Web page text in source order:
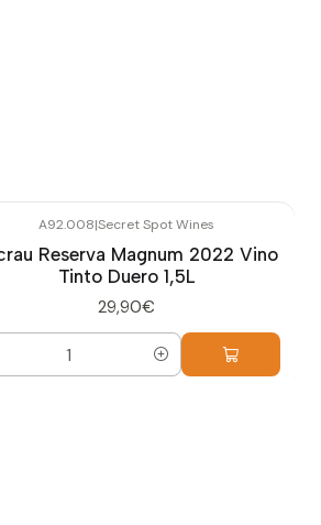
A92.008|Secret Spot Wines
Reserva Magnum 2022 Vino
Tinto Duero 1,5L
29,90€